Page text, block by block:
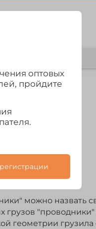
штук
можно назвать
грузов
геометрии грузила
оптовых
пройдите